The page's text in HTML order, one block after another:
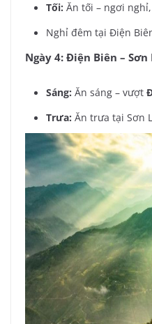
Tối: Ăn tối – ngơi
Nghỉ đêm tại Điện
Ngày 4: Điện Biên – Sơn
Sáng: Ăn sáng – vượt
Trưa: Ăn trưa tại Sơn